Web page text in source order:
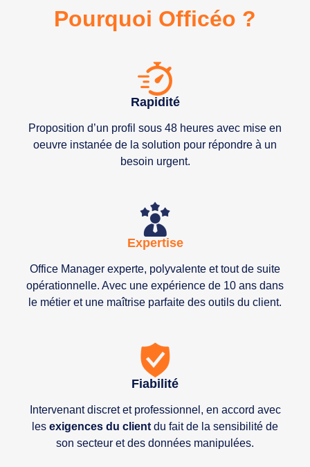
Pourquoi Officéo ?
Rapidité
Proposition d’un profil sous 48 heures avec mise en
oeuvre instanée de la solution pour répondre à un
besoin urgent.
Expertise
Office Manager experte, polyvalente et tout de suite
opérationnelle. Avec une expérience de 10 ans dans
le métier et une maîtrise parfaite des outils du client.
Fiabilité
Intervenant discret et professionnel, en accord avec
les exigences du client du fait de la sensibilité de
son secteur et des données manipulées.